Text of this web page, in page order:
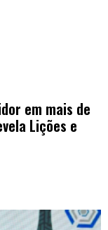
em mais de
Lições e